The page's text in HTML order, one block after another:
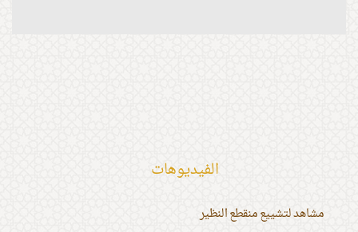
الفیدیوهات
مشاهد لتشييع منقطع النظير